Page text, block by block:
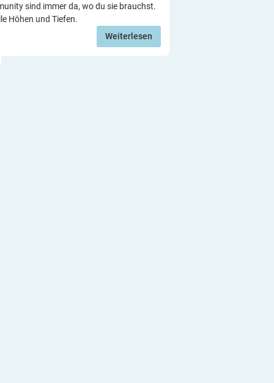
sind immer da, wo du sie brauchst.
Höhen und Tiefen.
Weiterlesen